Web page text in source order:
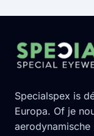
Specialspex is
Europa. Of je